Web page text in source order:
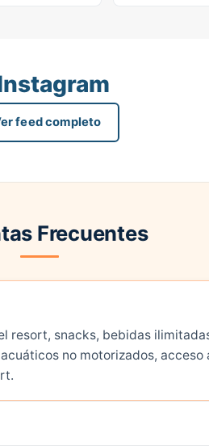
feed completo
Frecuentes
resort, snacks, bebidas
no motorizados,